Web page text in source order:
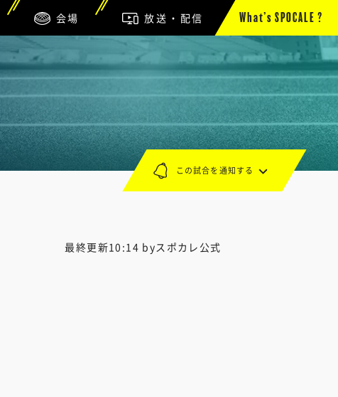
会場 放送・配信 What’s SPOCALE ?
最終更新10:14 byスポカレ公式
この試合を通知する